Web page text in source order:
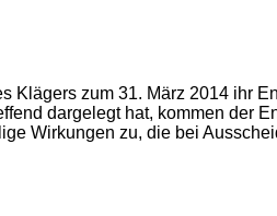
zum 31. März 2014 ihr
dargelegt hat, kommen der
Wirkungen zu, die bei